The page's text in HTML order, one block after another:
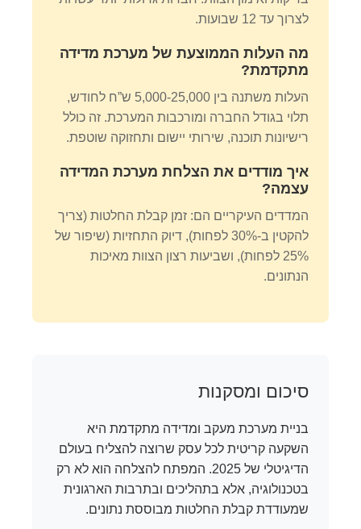
לצרוך עד 12 שבועות.
מה העלות הממוצעת של מערכת מדידה
מתקדמת?
העלות משתנה בין 5,000-25,000 ש”ח לחודש,
תלוי בגודל החברה ומורכבות המערכת. זה כולל
רישיונות תוכנה, שירותי יישום ותחזוקה שוטפת.
איך מודדים את הצלחת מערכת המדידה
עצמה?
המדדים העיקריים הם: זמן קבלת החלטות (צריך
להקטין ב-30% לפחות), דיוק התחזיות (שיפור של
25% לפחות), ושביעות רצון הצוות מאיכות
הנתונים.
סיכום ומסקנות
בניית מערכת מעקב ומדידה מתקדמת היא
השקעה קריטית לכל עסק שרוצה להצליח בעולם
הדיגיטלי של 2025. המפתח להצלחה הוא לא רק
בטכנולוגיה, אלא בתהליכים ובתרבות הארגונית
שמעודדת קבלת החלטות מבוססת נתונים.